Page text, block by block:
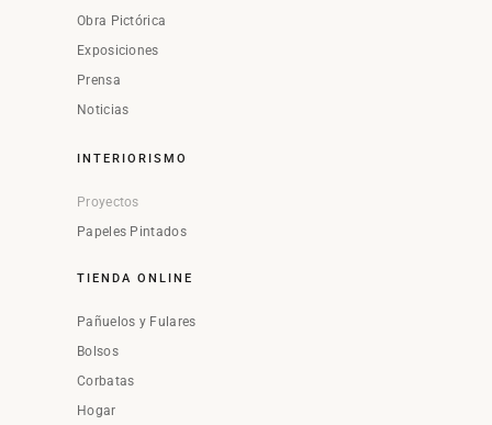
Obra Pictórica
Exposiciones
Prensa
Noticias
INTERIORISMO
Proyectos
Papeles Pintados
TIENDA ONLINE
Pañuelos y Fulares
Bolsos
Corbatas
Hogar